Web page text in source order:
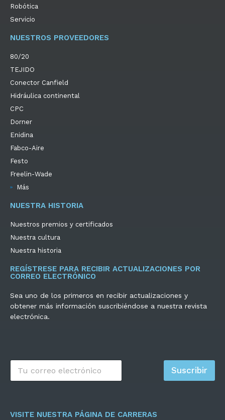
Robótica
Servicio
NUESTROS PROVEEDORES
80/20
TEJIDO
Conector Canfield
Hidráulica continental
CPC
Dorner
Enidina
Fabco-Aire
Festo
Freelin-Wade
Más
NUESTRA HISTORIA
Nuestros premios y certificados
Nuestra cultura
Nuestra historia
REGÍSTRESE PARA RECIBIR ACTUALIZACIONES POR
CORREO ELECTRÓNICO
Sea uno de los primeros en recibir actualizaciones y
obtener más información suscribiéndose a nuestra revista
electrónica.
C
r
o
Suscribir
VISITE NUESTRA PÁGINA DE CARRERAS